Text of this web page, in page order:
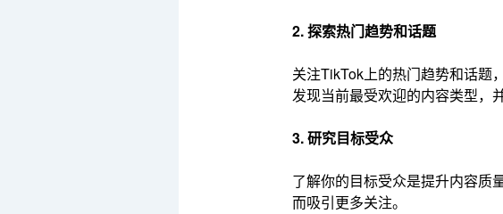
2. 探索热门趋势和话题
关注TikTok上的热门趋势和话题
发现当前最受欢迎的内容类型，
3. 研究目标受众
了解你的目标受众是提升内容质
而吸引更多关注。